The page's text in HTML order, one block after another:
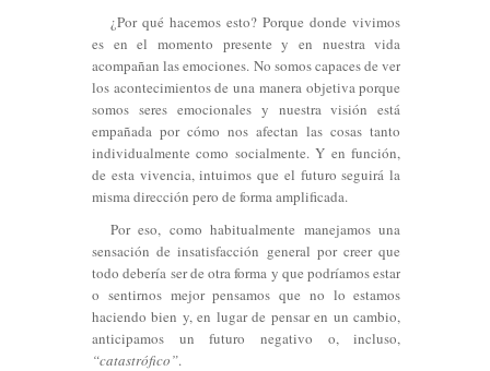
¿Por qué hacemos esto? Porque donde vivimos
es en el momento presente y en nuestra vida
acompañan las emociones. No somos capaces de ver
los acontecimientos de una manera objetiva porque
somos seres emocionales y nuestra visión está
empañada por cómo nos afectan las cosas tanto
individualmente como socialmente. Y en función,
de esta vivencia, intuimos que el futuro seguirá la
misma dirección pero de forma amplificada.
Por eso, como habitualmente manejamos una
sensación de insatisfacción general por creer que
todo debería ser de otra forma y que podríamos estar
o sentirnos mejor pensamos que no lo estamos
haciendo bien y, en lugar de pensar en un cambio,
anticipamos un futuro negativo o, incluso,
“catastrófico”.